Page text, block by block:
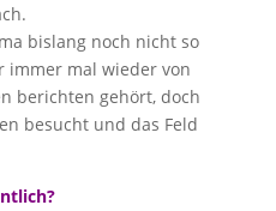
bislang noch nicht so
immer mal wieder von
berichten gehört, doch
besucht und das Feld